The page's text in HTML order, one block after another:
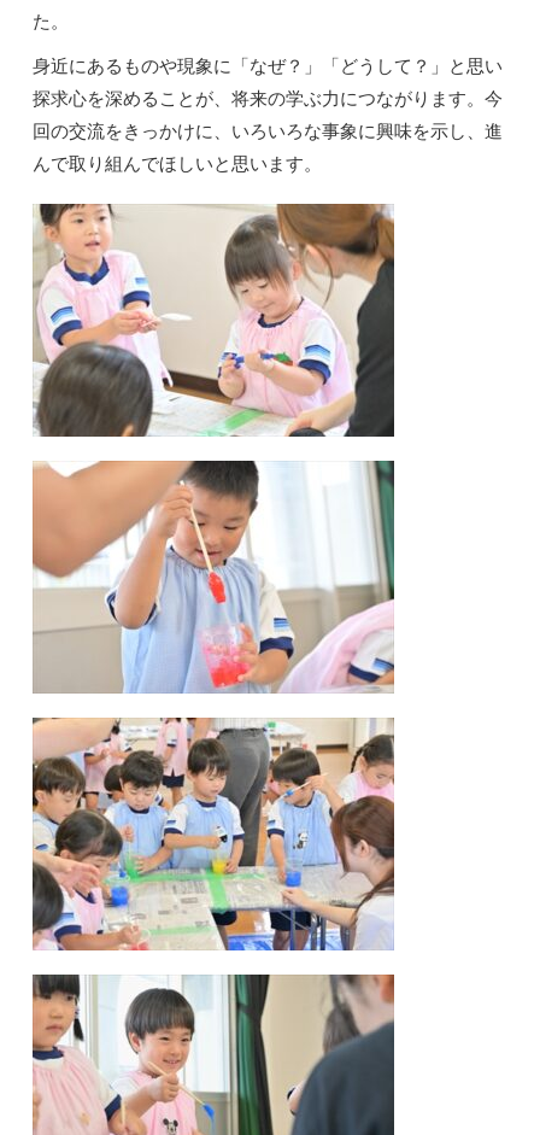
た。
身近にあるものや現象に「なぜ？」「どうして？」と思い
探求心を深めることが、将来の学ぶ力につながります。今
回の交流をきっかけに、いろいろな事象に興味を示し、進
んで取り組んでほしいと思います。